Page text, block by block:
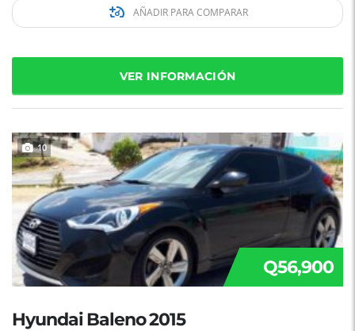
AÑADIR PARA COMPARAR
VER INFORMACIÓN
10
Q56,900
Hyundai Baleno 2015